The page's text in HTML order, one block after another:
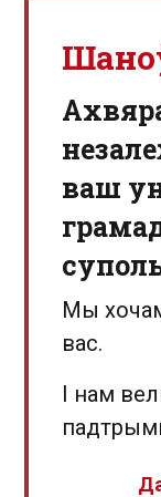
ваш
Мы
вас.
І нам